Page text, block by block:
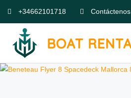
+34662101718 Contáctenos